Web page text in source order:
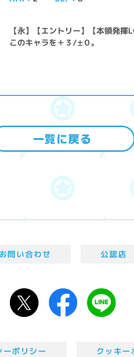
【永】【エントリー】【本領発揮
このキャラを＋３/±０。
お問い合わせ 公認店
ーポリシー クッキー